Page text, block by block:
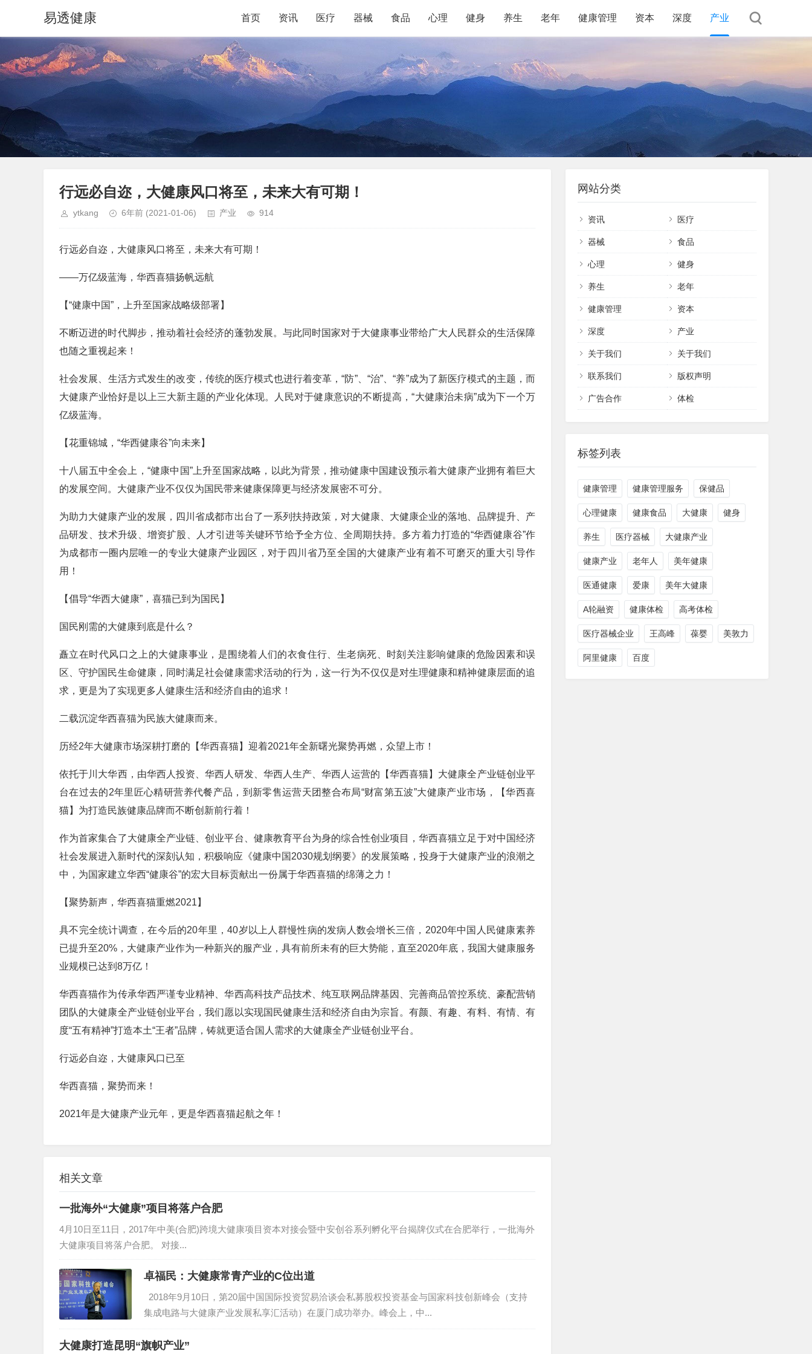
易透健康 首页 资讯 医疗 器械 食品 心理 健身 养生 老年 健康管理 资本 深度 产业
行远必自迩，大健康风口将至，未来大有可期！
ytkang 6年前 (2021-01-06) 产业 914
行远必自迩，大健康风口将至，未来大有可期！
——万亿级蓝海，华西喜猫扬帆远航
【“健康中国”，上升至国家战略级部署】
不断迈进的时代脚步，推动着社会经济的蓬勃发展。与此同时国家对于大健康事业带给广大人民群众的生活保障
也随之重视起来！
社会发展、生活方式发生的改变，传统的医疗模式也进行着变革，“防”、“治”、“养”成为了新医疗模式的主题，而
大健康产业恰好是以上三大新主题的产业化体现。人民对于健康意识的不断提高，“大健康治未病”成为下一个万
亿级蓝海。
【花重锦城，“华西健康谷”向未来】
十八届五中全会上，“健康中国”上升至国家战略，以此为背景，推动健康中国建设预示着大健康产业拥有着巨大
的发展空间。大健康产业不仅仅为国民带来健康保障更与经济发展密不可分。
为助力大健康产业的发展，四川省成都市出台了一系列扶持政策，对大健康、大健康企业的落地、品牌提升、产
品研发、技术升级、增资扩股、人才引进等关键环节给予全方位、全周期扶持。多方着力打造的“华西健康谷”作
为成都市一圈内层唯一的专业大健康产业园区，对于四川省乃至全国的大健康产业有着不可磨灭的重大引导作
用！
【倡导“华西大健康”，喜猫已到为国民】
国民刚需的大健康到底是什么？
矗立在时代风口之上的大健康事业，是围绕着人们的衣食住行、生老病死、时刻关注影响健康的危险因素和误
区、守护国民生命健康，同时满足社会健康需求活动的行为，这一行为不仅仅是对生理健康和精神健康层面的追
求，更是为了实现更多人健康生活和经济自由的追求！
二载沉淀华西喜猫为民族大健康而来。
历经2年大健康市场深耕打磨的【华西喜猫】迎着2021年全新曙光聚势再燃，众望上市！
依托于川大华西，由华西人投资、华西人研发、华西人生产、华西人运营的【华西喜猫】大健康全产业链创业平
台在过去的2年里匠心精研营养代餐产品，到新零售运营天团整合布局“财富第五波”大健康产业市场，【华西喜
猫】为打造民族健康品牌而不断创新前行着！
作为首家集合了大健康全产业链、创业平台、健康教育平台为身的综合性创业项目，华西喜猫立足于对中国经济
社会发展进入新时代的深刻认知，积极响应《健康中国2030规划纲要》的发展策略，投身于大健康产业的浪潮之
中，为国家建立华西“健康谷”的宏大目标贡献出一份属于华西喜猫的绵薄之力！
【聚势新声，华西喜猫重燃2021】
具不完全统计调查，在今后的20年里，40岁以上人群慢性病的发病人数会增长三倍，2020年中国人民健康素养
已提升至20%，大健康产业作为一种新兴的服产业，具有前所未有的巨大势能，直至2020年底，我国大健康服务
业规模已达到8万亿！
华西喜猫作为传承华西严谨专业精神、华西高科技产品技术、纯互联网品牌基因、完善商品管控系统、豪配营销
团队的大健康全产业链创业平台，我们愿以实现国民健康生活和经济自由为宗旨。有颜、有趣、有料、有情、有
度“五有精神”打造本土“王者”品牌，铸就更适合国人需求的大健康全产业链创业平台。
行远必自迩，大健康风口已至
华西喜猫，聚势而来！
2021年是大健康产业元年，更是华西喜猫起航之年！
相关文章
一批海外“大健康”项目将落户合肥
4月10日至11日，2017年中美(合肥)跨境大健康项目资本对接会暨中安创谷系列孵化平台揭牌仪式在合肥举行，一批海外
大健康项目将落户合肥。 对接...
卓福民：大健康常青产业的C位出道
2018年9月10日，第20届中国国际投资贸易洽谈会私募股权投资基金与国家科技创新峰会（支持
集成电路与大健康产业发展私享汇活动）在厦门成功举办。峰会上，中...
大健康打造昆明“旗帜产业”
网站分类
资讯 医疗
器械 食品
心理 健身
养生 老年
健康管理 资本
深度 产业
关于我们 关于我们
联系我们 版权声明
广告合作 体检
标签列表
健康管理 健康管理服务 保健品
心理健康 健康食品 大健康 健身
养生 医疗器械 大健康产业
健康产业 老年人 美年健康
医通健康 爱康 美年大健康
A轮融资 健康体检 高考体检
医疗器械企业 王高峰 葆婴 美敦力
阿里健康 百度